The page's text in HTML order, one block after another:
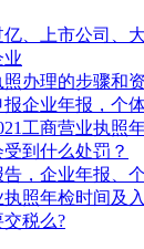
、上市公司、
业
办理的步骤和
企业年报，个
工商营业执照
到什么处罚？
告，企业年报、
执照年检时间及
税么?